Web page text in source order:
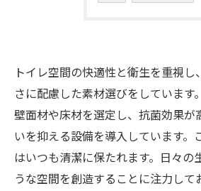
トイレ空間の快適性と衛生を重視
さに配慮した素材選びをしています
壁面材や床材を選定し、抗菌効果が
いを抑える設備を導入しています。
はいつも清潔に保たれます。日々の
うな空間を創造することに注力し